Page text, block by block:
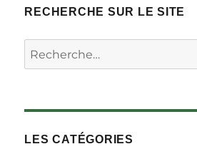
RECHERCHE SUR LE SITE
Rechercher :
LES CATÉGORIES